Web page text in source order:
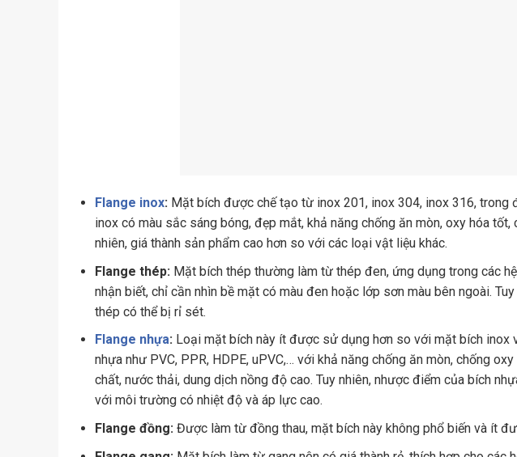
Flange inox: Mặt bích được chế tạo từ inox 201, inox 304, inox 316, trong
inox có màu sắc sáng bóng, đẹp mắt, khả năng chống ăn mòn, oxy hóa
nhiên, giá thành sản phẩm cao hơn so với các loại vật liệu khác.
Flange thép: Mặt bích thép thường làm từ thép đen, ứng dụng trong các
nhận biết, chỉ cần nhìn bề mặt có màu đen hoặc lớp sơn màu bên ngoài.
thép có thể bị rỉ sét.
Flange nhựa: Loại mặt bích này ít được sử dụng hơn so với mặt bích
nhựa như PVC, PPR, HDPE, uPVC,… với khả năng chống ăn mòn, chống
chất, nước thải, dung dịch nồng độ cao. Tuy nhiên, nhược điểm của bích
với môi trường có nhiệt độ và áp lực cao.
Flange đồng: Được làm từ đồng thau, mặt bích này không phổ biến và ít